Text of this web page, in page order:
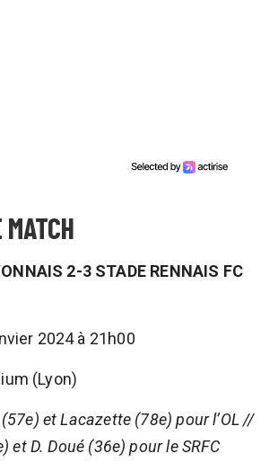
2-3 STADE RENNAIS FC
2024 à 21h00
(Lyon)
et Lacazette (78e) pour l’OL //
et D. Doué (36e) pour le SRFC